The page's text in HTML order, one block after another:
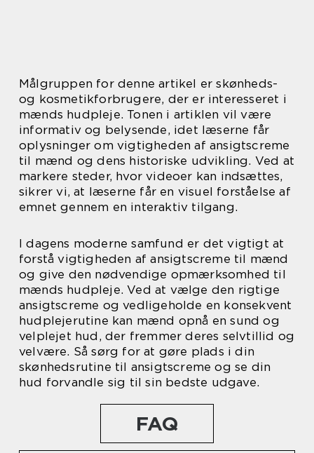
Målgruppen for denne artikel er skønheds-
og kosmetikforbrugere, der er interesseret i
mænds hudpleje. Tonen i artiklen vil være
informativ og belysende, idet læserne får
oplysninger om vigtigheden af ansigtscreme
til mænd og dens historiske udvikling. Ved at
markere steder, hvor videoer kan indsættes,
sikrer vi, at læserne får en visuel forståelse af
emnet gennem en interaktiv tilgang.
I dagens moderne samfund er det vigtigt at
forstå vigtigheden af ansigtscreme til mænd
og give den nødvendige opmærksomhed til
mænds hudpleje. Ved at vælge den rigtige
ansigtscreme og vedligeholde en konsekvent
hudplejerutine kan mænd opnå en sund og
velplejet hud, der fremmer deres selvtillid og
velvære. Så sørg for at gøre plads i din
skønhedsrutine til ansigtscreme og se din
hud forvandle sig til sin bedste udgave.
FAQ